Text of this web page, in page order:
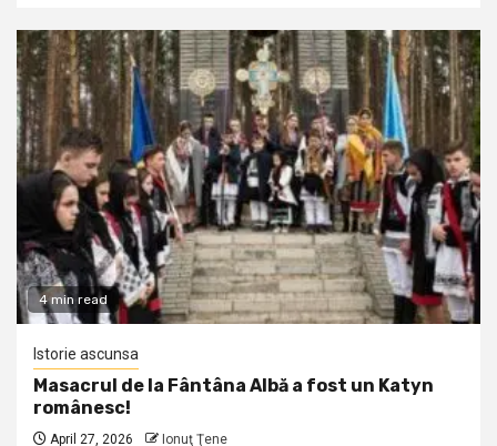
4 min read
Istorie ascunsa
Masacrul de la Fântâna Albă a fost un Katyn
românesc!
April 27, 2026 Ionuţ Ţene